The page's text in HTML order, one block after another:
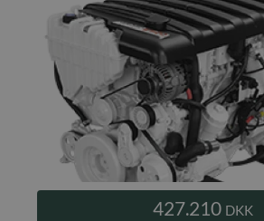
427.210 DKK